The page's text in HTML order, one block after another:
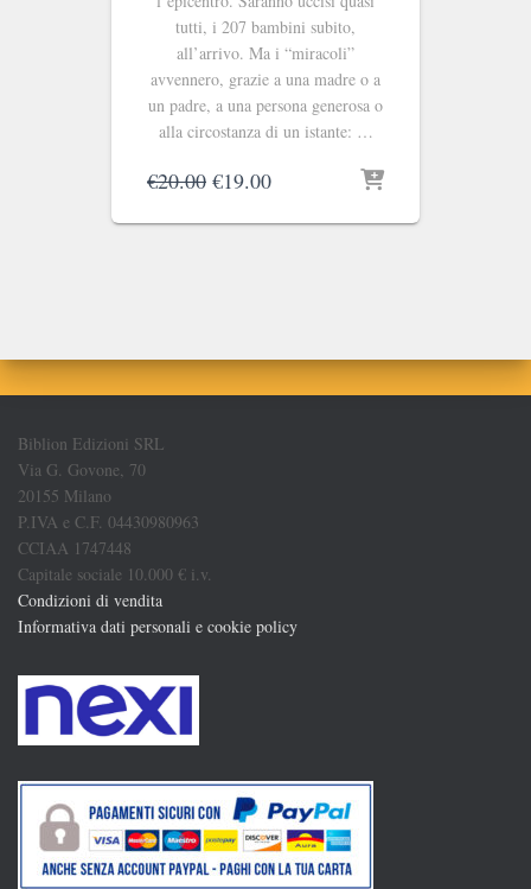
tutti, i 207 bambini subito,
all’arrivo. Ma i “miracoli”
avvennero, grazie a una madre o a
un padre, a una persona generosa o
alla circostanza di un istante: …
€20.00 Il
originale
€19.00Il
attuale
Biblion Edizioni SRL
Via G. Govone, 70
20155 Milano
P.IVA e C.F. 04430980963
CCIAA 1747448
Capitale sociale 10.000 € i.v.
Condizioni di vendita
Informativa dati personali e cookie policy